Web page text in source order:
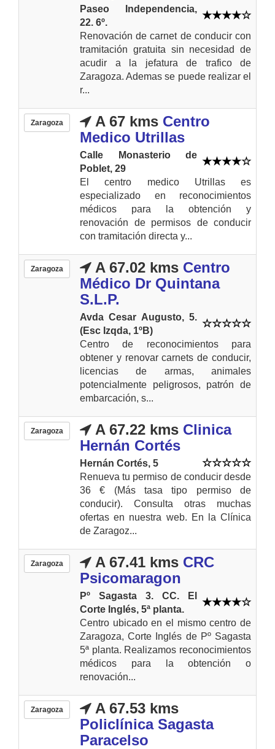
Paseo Independencia,
22. 6º.
Renovación de carnet de conducir con
tramitación gratuita sin necesidad de
acudir a la jefatura de trafico de
Zaragoza. Ademas se puede realizar el
r...
Zaragoza A 67 kms Centro
Medico Utrillas
Calle Monasterio de
Poblet, 29
El centro medico Utrillas es
especializado en reconocimientos
médicos para la obtención y
renovación de permisos de conducir
con tramitación directa y...
Zaragoza A 67.02 kms Centro
Médico Dr Quintana
S.L.P.
Avda Cesar Augusto, 5.
(Esc Izqda, 1ºB)
Centro de reconocimientos para
obtener y renovar carnets de conducir,
licencias de armas, animales
potencialmente peligrosos, patrón de
embarcación, s...
Zaragoza A 67.22 kms Clinica
Hernán Cortés
Hernán Cortés, 5
Renueva tu permiso de conducir desde
36 € (Más tasa tipo permiso de
conducir). Consulta otras muchas
ofertas en nuestra web. En la Clínica
de Zaragoz...
Zaragoza A 67.41 kms CRC
Psicomaragon
Pº Sagasta 3. CC. El
Corte Inglés, 5ª planta.
Centro ubicado en el mismo centro de
Zaragoza, Corte Inglés de Pº Sagasta
5ª planta. Realizamos reconocimientos
médicos para la obtención o
renovación...
Zaragoza
A 67.53 kms
Policlínica Sagasta
Paracelso